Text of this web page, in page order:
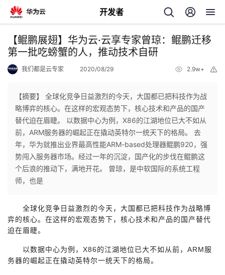
开发者
返
回
个
人
主
我
的
发
我
【鲲鹏展翅】华为云·云享专家曾琼：鲲鹏迁移
第一批吃螃蟹的人，推动技术自研
我们都是云专家 2020/08/29 2.9w+
【摘要】 全球化竞争日益激烈的今天，大国都已把科技作为战
略博弈的核心。在这样的宏观态势下，核心技术和产品的国产
替代迫在眉睫。 以数据中心为例，X86的江湖地位已大不如从
前，ARM服务器的崛起正在撬动英特尔一统天下的格局。 去
年，华为就推出业界最高性能ARM-based处理器鲲鹏920，强
势闯入服务器市场。经过一年的沉淀，国产化的步伐在鲲鹏这
个后浪的推动下，满地开花。 曾琼，是中软国际的系统工程
师，也是
全球化竞争日益激烈的今天，大国都已把科技作为战略博
弈的核心。在这样的宏观态势下，核心技术和产品的国产替代
迫在眉睫。
以数据中心为例，X86的江湖地位已大不如从前，ARM服
务器的崛起正在撬动英特尔一统天下的格局。